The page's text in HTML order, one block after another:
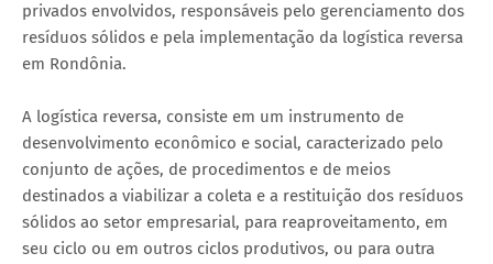
privados envolvidos, responsáveis pelo gerenciamento dos
resíduos sólidos e pela implementação da logística reversa
em Rondônia.
A logística reversa, consiste em um instrumento de
desenvolvimento econômico e social, caracterizado pelo
conjunto de ações, de procedimentos e de meios
destinados a viabilizar a coleta e a restituição dos resíduos
sólidos ao setor empresarial, para reaproveitamento, em
seu ciclo ou em outros ciclos produtivos, ou para outra